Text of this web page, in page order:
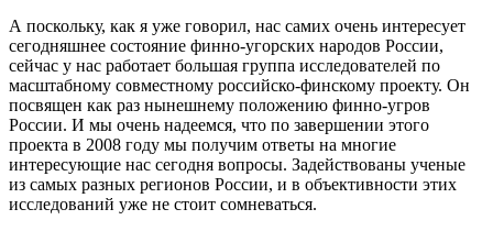
А поскольку, как я уже говорил, нас самих очень интересует
сегодняшнее состояние финно-угорских народов России,
сейчас у нас работает большая группа исследователей по
масштабному совместному российско-финскому проекту. Он
посвящен как раз нынешнему положению финно-угров
России. И мы очень надеемся, что по завершении этого
проекта в 2008 году мы получим ответы на многие
интересующие нас сегодня вопросы. Задействованы ученые
из самых разных регионов России, и в объективности этих
исследований уже не стоит сомневаться.